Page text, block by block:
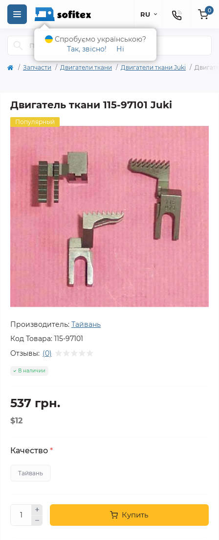
RU 0
Запчасти Двигатели ткани Двигатели ткани Juki
Двигатель ткани 115-97101 Juki
Популярный
Производитель: Тайвань
Код Товара: 115-97101
Отзывы: (0)
В наличии
537 грн.
$12
Качество *
Тайвань
Купить
Спробуємо українською?
Так, звісно!
Ні